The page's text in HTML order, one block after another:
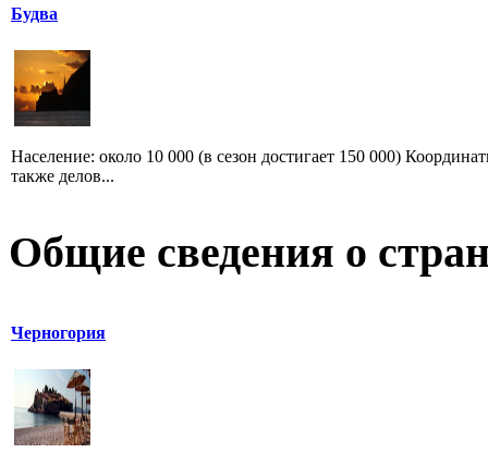
Будва
Население: около 10 000 (в сезон достигает 150 000)
также делов...
Общие сведения о
Черногория